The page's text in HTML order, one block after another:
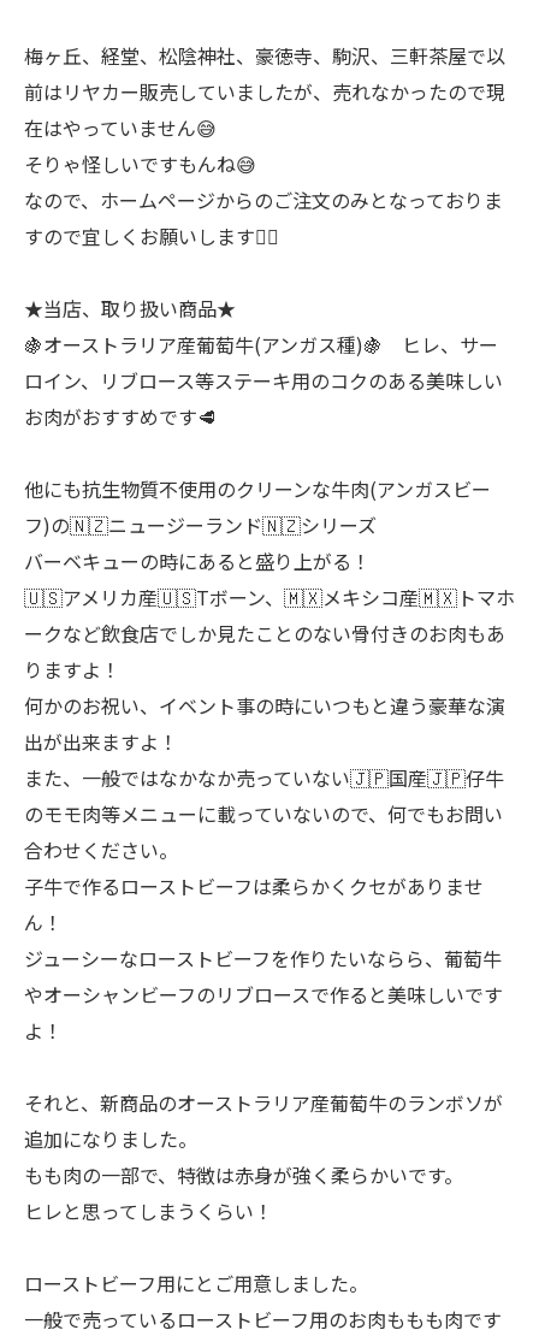
梅ヶ丘、経堂、松陰神社、豪徳寺、駒沢、三軒茶屋で以
前はリヤカー販売していましたが、売れなかったので現
在はやっていません😅
そりゃ怪しいですもんね😅
なので、ホームページからのご注文のみとなっておりま
すので宜しくお願いします🙇‍♂
★当店、取り扱い商品★
🍇オーストラリア産葡萄牛(アンガス種)🍇 ヒレ、サー
ロイン、リブロース等ステーキ用のコクのある美味しい
お肉がおすすめです🥩
他にも抗生物質不使用のクリーンな牛肉(アンガスビー
フ)の🇳🇿ニュージーランド🇳🇿シリーズ
バーベキューの時にあると盛り上がる！
🇺🇸アメリカ産🇺🇸Tボーン、🇲🇽メキシコ産🇲🇽トマホ
ークなど飲食店でしか見たことのない骨付きのお肉もあ
りますよ！
何かのお祝い、イベント事の時にいつもと違う豪華な演
出が出来ますよ！
また、一般ではなかなか売っていない🇯🇵国産🇯🇵仔牛
のモモ肉等メニューに載っていないので、何でもお問い
合わせください。
子牛で作るローストビーフは柔らかくクセがありませ
ん！
ジューシーなローストビーフを作りたいならら、葡萄牛
やオーシャンビーフのリブロースで作ると美味しいです
よ！
それと、新商品のオーストラリア産葡萄牛のランボソが
追加になりました。
もも肉の一部で、特徴は赤身が強く柔らかいです。
ヒレと思ってしまうくらい！
ローストビーフ用にとご用意しました。
一般で売っているローストビーフ用のお肉ももも肉です